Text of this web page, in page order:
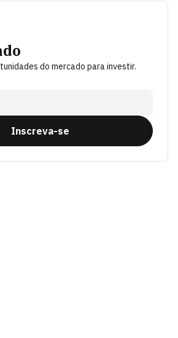
do mercado para investir.
Inscreva-se